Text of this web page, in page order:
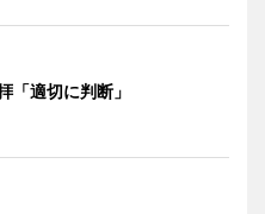
「適切に判断」